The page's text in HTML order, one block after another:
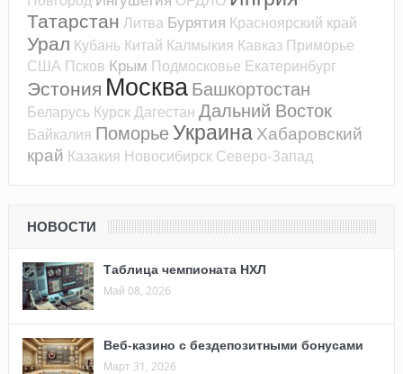
Татарстан Литва Бурятия Красноярский край
Урал Кубань Китай Калмыкия Кавказ Приморье
США Псков Крым Подмосковье Екатеринбург
Эстония МоскваБашкортостан
Беларусь КурскДагестан Дальний Восток
Байкалия ПоморьеУкраина Хабаровский
край Казакия Новосибирск Северо-Запад
НОВОСТИ
Таблица чемпионата НХЛ
Май 08, 2026
Веб-казино с бездепозитными бонусами
Март 31, 2026